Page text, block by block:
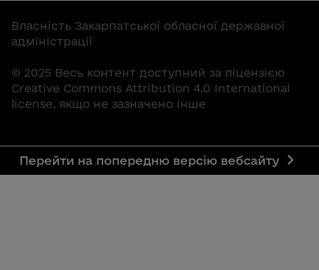
Власність Закарпатської обласної державної
адміністрації
© 2025 Весь контент доступний за ліцензією
Creative Commons Attribution 4.0 International
license, якщо не зазначено інше
Перейти на попередню версію вебсайту